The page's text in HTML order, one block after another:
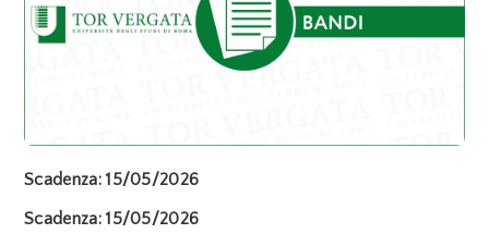
Scadenza:15/05/2026
Scadenza:15/05/2026